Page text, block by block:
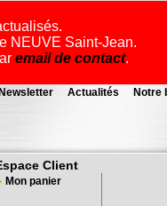
NEUVE Saint-Jean.
email de contact.
Actualités Notre
Client
Mon panier